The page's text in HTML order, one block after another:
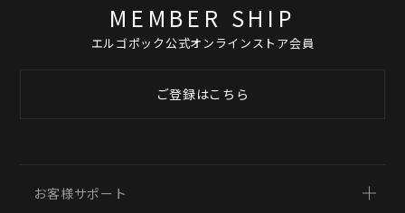
MEMBER SHIP
エルゴポック公式オンラインストア会員
ご登録はこちら
お客様サポート